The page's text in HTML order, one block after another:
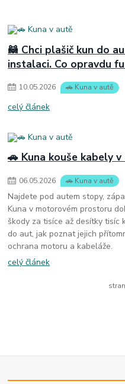
🦝 Chci plašič kun do
instalaci. Co opravdu
10.05.2026 🚗 Kuna v autě
celý článek
🚗 Kuna kouše kabely
06.05.2026 🚗 Kuna v autě
Najdete pod autem stopy,
Kuna v motorovém prostoru
škody za tisíce až desítky tisíc
do aut, jak poznat jejich
ochrana motoru a kabeláže.
celý článek